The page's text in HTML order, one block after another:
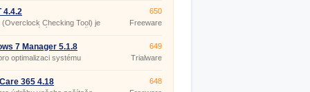
PC.
4.4.2
(Overclock Checking Tool) je
pro testování stability vašeho
CPU, GPU a výkonu
zdroje.
650
Freeware
účely)
7 Manager 5.1.8
optimalizaci systému
649
Trialware
365 4.18
648